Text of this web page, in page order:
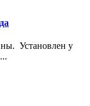
Установлен у